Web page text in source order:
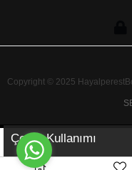
Copyright © 2025
Çerez Kullanımı